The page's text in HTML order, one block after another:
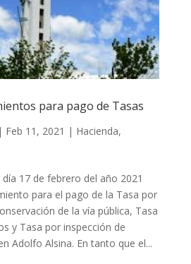
para pago de Tasas
| Feb 11, 2021 | Hacienda,
17 de febrero del año 2021
para el pago de la Tasa por
de la vía pública, Tasa
y Tasa por inspección de
Adolfo Alsina. En tanto que el...